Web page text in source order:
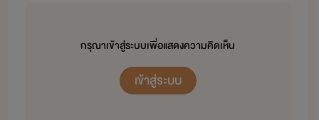
ขอบคุณทุกท่านที่เข้ามาอ่าน
และคอยติดตามนิยายของไรท์นะคะ
กรุณาเข้าสู่ระบบเพื่อแสดงความคิดเห็น
เข้าสู่ระบบ